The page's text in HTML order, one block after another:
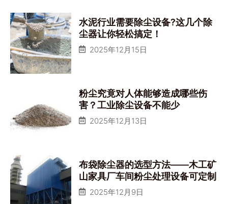
水泥行业需要除尘设备?这几个除
尘器让你轻松搞定！
2025年12月15日
粉尘究竟对人体能够造成哪些伤
害？工业除尘设备不能少
2025年12月13日
布袋除尘器的选型方法——木工矿
山家具厂车间粉尘处理设备可定制
2025年12月9日